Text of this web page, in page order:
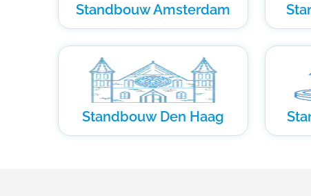
Standbouw Amsterdam
Standbouw Den Haag